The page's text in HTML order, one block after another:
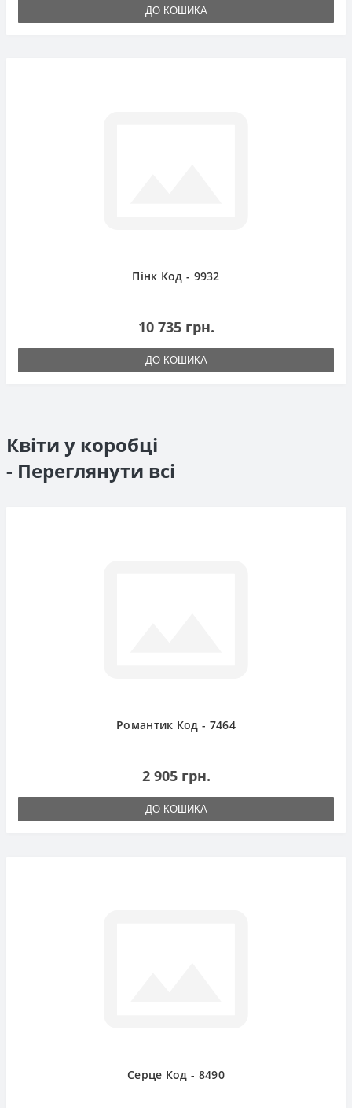
ДО КОШИКА
Пінк Код - 9932
10 735 грн.
ДО КОШИКА
Квіти у коробці
- Переглянути всі
Романтик Код - 7464
2 905 грн.
ДО КОШИКА
Серце Код - 8490